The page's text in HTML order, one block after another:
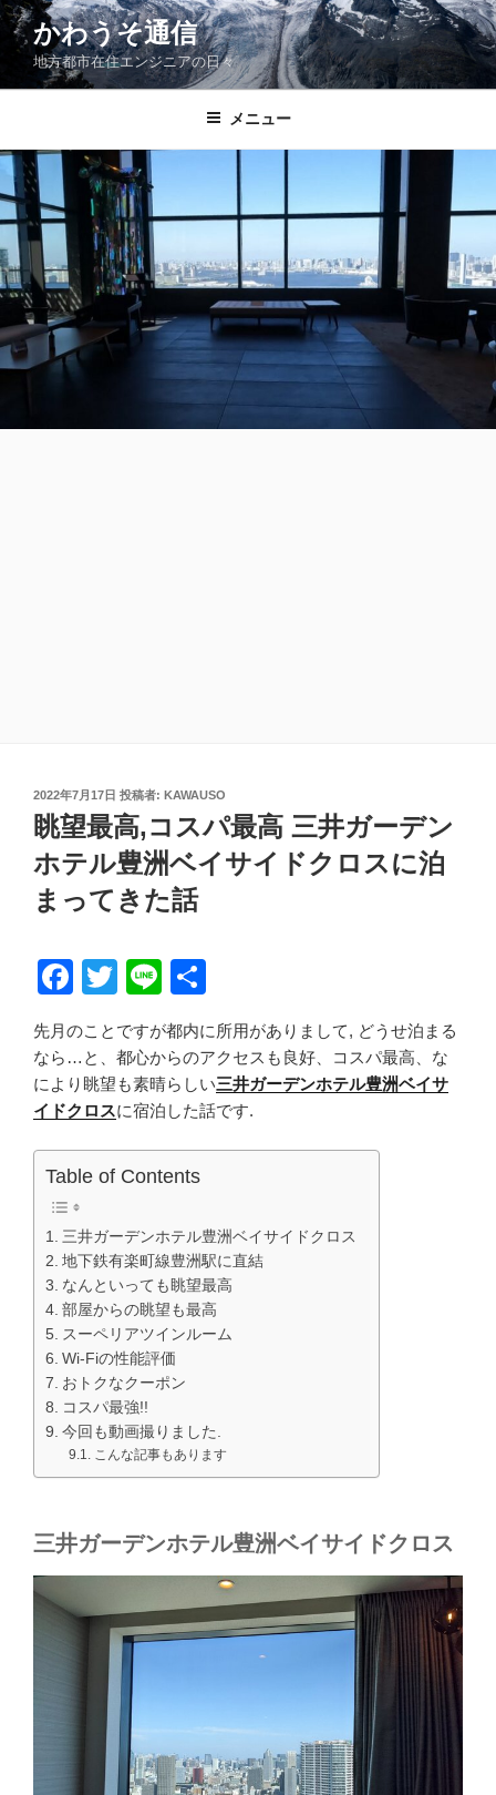
コ
ン
ン
ス
キ
ッ
プ
かわうそ通信
地方都市在住エンジニアの日々
メニュー
投
稿
日:
2022年7月17日 投稿者: KAWAUSO
眺望最高,コスパ最高 三井ガーデン
ホテル豊洲ベイサイドクロスに泊
まってきた話
F
c
e
b
o
o
k
T
tt
er
Li
n
e
有
先月のことですが都内に所用がありまして, どうせ泊まる
なら…と、都心からのアクセスも良好、コスパ最高、な
により眺望も素晴らしい三井ガーデンホテル豊洲ベイサ
イドクロスに宿泊した話です.
Table of Contents
三井ガーデンホテル豊洲ベイサイドクロス
地下鉄有楽町線豊洲駅に直結
なんといっても眺望最高
部屋からの眺望も最高
スーペリアツインルーム
Wi-Fiの性能評価
おトクなクーポン
コスパ最強!!
今回も動画撮りました.
こんな記事もあります
三井ガーデンホテル豊洲ベイサイドクロス